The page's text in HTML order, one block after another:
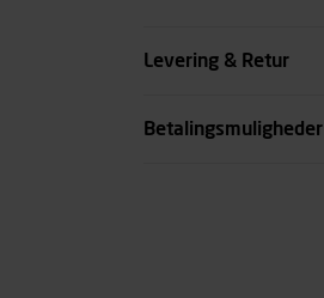
Levering & Retur
Betalingsmuligheder